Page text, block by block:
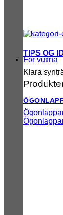
TIPS OG
Klara
För vuxna